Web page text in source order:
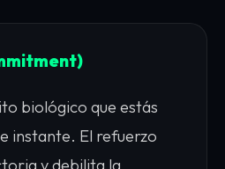
biológico que estás
instante. El refuerzo
y debilita la